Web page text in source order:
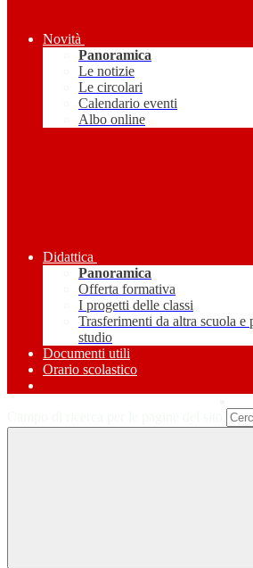
Novità
Panoramica
Le notizie
Le circolari
Calendario eventi
Albo online
Didattica
Panoramica
Offerta formativa
I progetti delle classi
Trasferimenti da altra scuola e
studio
Documenti utili
Orario scolastico